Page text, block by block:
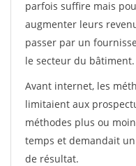
parfois suffire mais
augmenter leurs
passer par un
le secteur du bâtiment.
Avant internet, les
limitaient aux
méthodes plus ou
temps et demandait
de résultat.